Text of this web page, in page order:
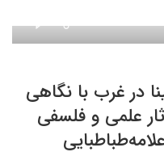
در غرب با نگاهی
علمی و فلسفی